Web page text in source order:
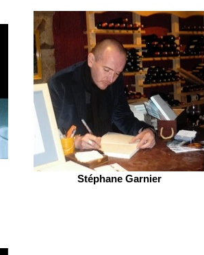
Stéphane Garnier